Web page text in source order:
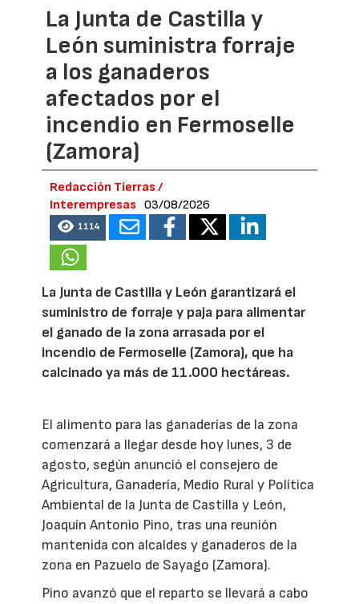
La Junta de Castilla y
León suministra forraje
a los ganaderos
afectados por el
incendio en Fermoselle
(Zamora)
Redacción Tierras /
Interempresas
03/08/2026
1114
La Junta de Castilla y León garantizará el
suministro de forraje y paja para alimentar
el ganado de la zona arrasada por el
incendio de Fermoselle (Zamora), que ha
calcinado ya más de 11.000 hectáreas.
El alimento para las ganaderías de la zona
comenzará a llegar desde hoy lunes, 3 de
agosto, según anunció el consejero de
Agricultura, Ganadería, Medio Rural y Política
Ambiental de la Junta de Castilla y León,
Joaquín Antonio Pino, tras una reunión
mantenida con alcaldes y ganaderos de la
zona en Pazuelo de Sayago (Zamora).
Pino avanzó que el reparto se llevará a cabo